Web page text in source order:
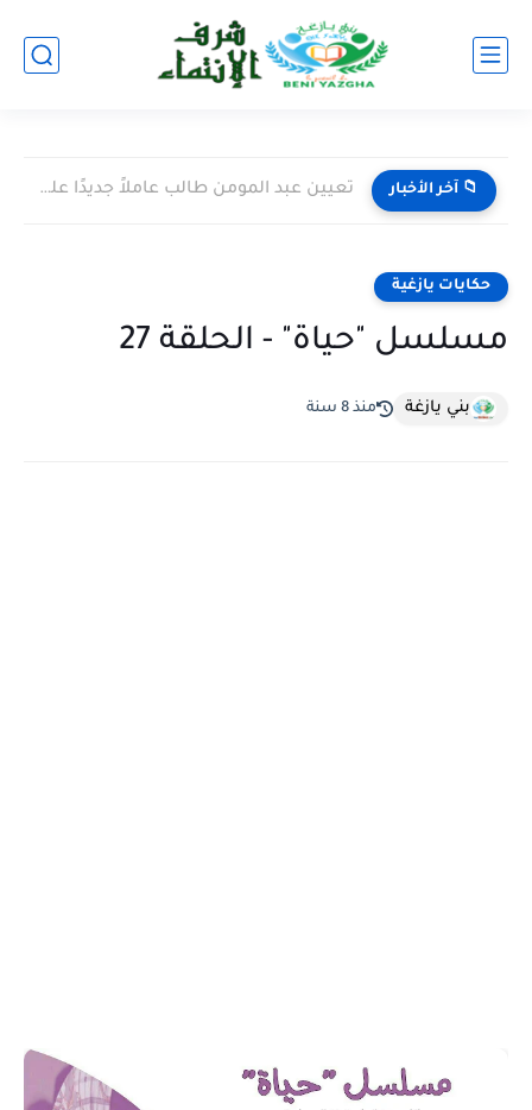
📁 آخر الأخبار تعيين عبد المومن طالب عاملاً جديدًا على إقليم اليوسفية خلفًا...
حكايات يازغية
مسلسل "حياة" - الحلقة 27
بني يازغة منذ 8 سنة